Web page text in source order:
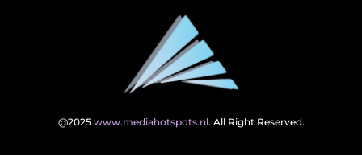
@2025 www.mediahotspots.nl. All Right Reserved.